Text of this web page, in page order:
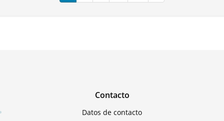
Contacto
Datos de contacto